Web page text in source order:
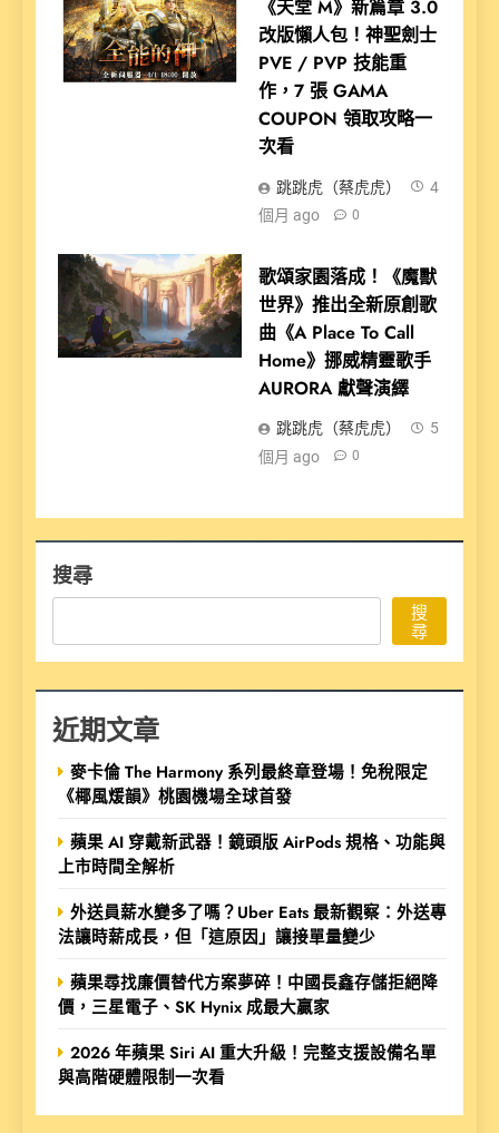
《天堂 M》新篇章 3.0
改版懶人包！神聖劍士
PVE / PVP 技能重
作，7 張 GAMA
COUPON 領取攻略一
次看
跳跳虎（蔡虎虎）
4
個月 ago
0
歌頌家園落成！《魔獸
世界》推出全新原創歌
曲《A Place To Call
Home》挪威精靈歌手
AURORA 獻聲演繹
跳跳虎（蔡虎虎）
5
個月 ago
0
搜尋
搜
尋
近期文章
麥卡倫 The Harmony 系列最終章登場！免稅限定
《椰風煖韻》桃園機場全球首發
蘋果 AI 穿戴新武器！鏡頭版 AirPods 規格、功能與
上市時間全解析
外送員薪水變多了嗎？Uber Eats 最新觀察：外送專
法讓時薪成長，但「這原因」讓接單量變少
蘋果尋找廉價替代方案夢碎！中國長鑫存儲拒絕降
價，三星電子、SK Hynix 成最大贏家
2026 年蘋果 Siri AI 重大升級！完整支援設備名單
與高階硬體限制一次看